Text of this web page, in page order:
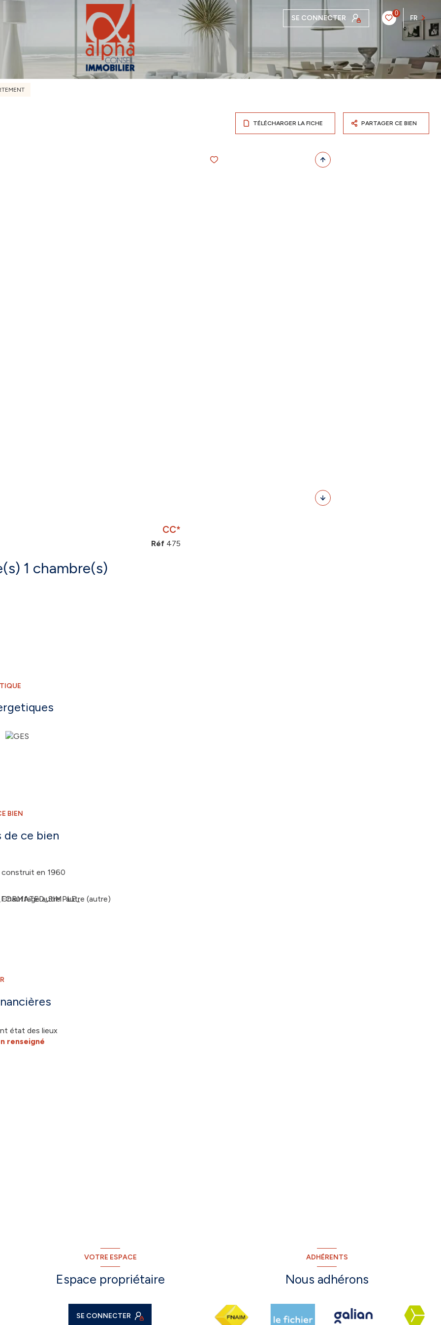
SE CONNECTER
0
FR
TÉLÉCHARGER LA FICHE PARTAGER CE BIEN
Appartement 2 pièce(s) 1 chambre(s)
CC*
Réf 475
BIEN
ce bien
construit en 1960
Chauffage autre : autre (autre)
état des lieux
renseigné
VOTRE ESPACE
Espace propriétaire
SE CONNECTER
ADHÉRENTS
Nous adhérons